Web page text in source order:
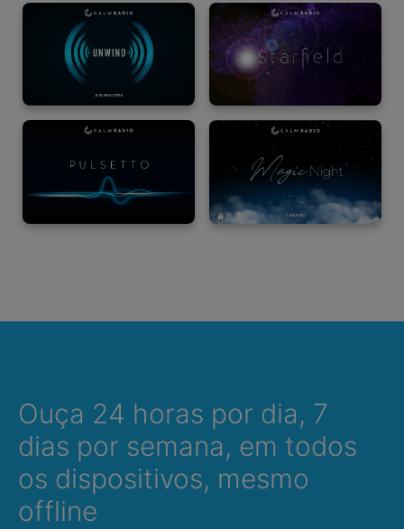
Ouça 24 horas por dia, 7
dias por semana, em todos
os dispositivos, mesmo
offline